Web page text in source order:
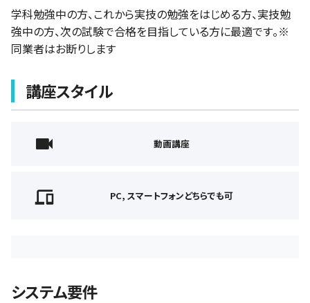
学科勉強中の方、これから実技の勉強をはじめる方、実技勉
強中の方、次の試験で合格を目指している方に最適です。※
同業者はお断りします
講座スタイル
動画講座
PC, スマートフォンどちらでも可
システム要件